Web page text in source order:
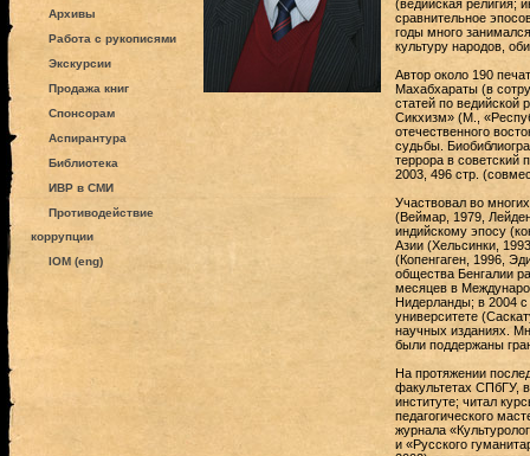
Архивы
Работа с рукописями
Экскурсии
Продажа книг
Спонсорам
Аспирантура
Библиотека
ИВР в СМИ
Противодействие
коррупции
IOM (eng)
(ведийская религия;
сравнительное
годы много
культуру народов,
Автор около 190
Махабхараты (в
статей по ведийской
Сикхизм» (М.,
отечественного
судьбы.
террора в советский
2003, 496 стр.
Участвовал во
(Веймар, 1979,
индийскому эпосу
Азии (Хельсинки,
(Копенгаген, 1996,
общества Бенгалии
месяцев в
Нидерланды; в 2004 с
университете
научных изданиях.
были поддержаны
На протяжении
факультетах СПбГУ,
институте; читал
педагогического
журнала
и «Русского